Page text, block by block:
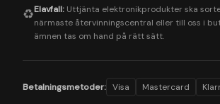
♻️Elavfall: Uttjänta elektronikprodukter ska
närmaste återvinningscentral eller till oss i
ämnen tas om hand på rätt sätt.
Betalningsmetoder: Visa Mastercard